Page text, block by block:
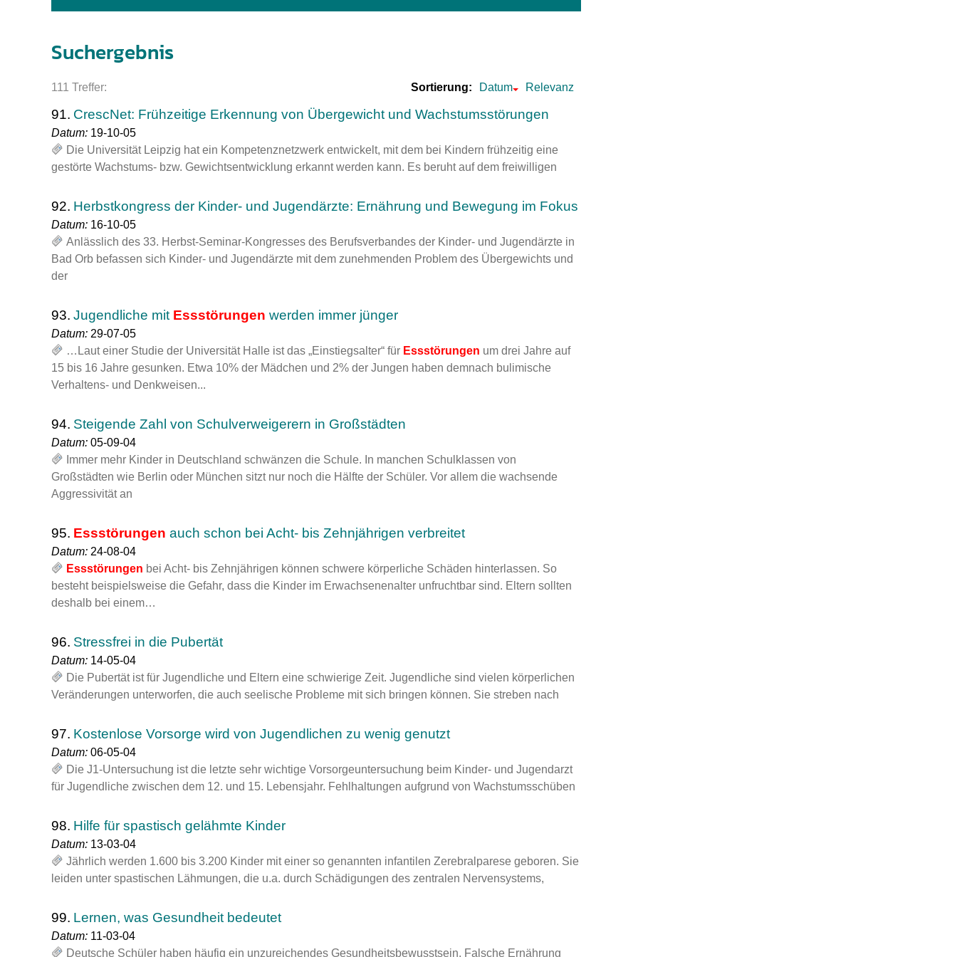
Impfsicherheit
Notdienste
Empfehlungen zum Bildschirmmediengebrauch
Broschüren und Informationsflyer
U0-Vorsorge
Suchergebnis
111 Treffer: Sortierung: Datum Relevanz
91. CrescNet: Frühzeitige Erkennung von Übergewicht und Wachstumsstörungen
Datum: 19-10-05
Die Universität Leipzig hat ein Kompetenznetzwerk entwickelt, mit dem bei Kindern frühzeitig eine
gestörte Wachstums- bzw. Gewichtsentwicklung erkannt werden kann. Es beruht auf dem freiwilligen
92. Herbstkongress der Kinder- und Jugendärzte: Ernährung und Bewegung im Fokus
Datum: 16-10-05
Anlässlich des 33. Herbst-Seminar-Kongresses des Berufsverbandes der Kinder- und Jugendärzte in
Bad Orb befassen sich Kinder- und Jugendärzte mit dem zunehmenden Problem des Übergewichts und
der
93. Jugendliche mit Essstörungen werden immer jünger
Datum: 29-07-05
…Laut einer Studie der Universität Halle ist das „Einstiegsalter“ für Essstörungen um drei Jahre auf
15 bis 16 Jahre gesunken. Etwa 10% der Mädchen und 2% der Jungen haben demnach bulimische
Verhaltens- und Denkweisen...
94. Steigende Zahl von Schulverweigerern in Großstädten
Datum: 05-09-04
Immer mehr Kinder in Deutschland schwänzen die Schule. In manchen Schulklassen von
Großstädten wie Berlin oder München sitzt nur noch die Hälfte der Schüler. Vor allem die wachsende
Aggressivität an
95. Essstörungen auch schon bei Acht- bis Zehnjährigen verbreitet
Datum: 24-08-04
Essstörungen bei Acht- bis Zehnjährigen können schwere körperliche Schäden hinterlassen. So
besteht beispielsweise die Gefahr, dass die Kinder im Erwachsenenalter unfruchtbar sind. Eltern sollten
deshalb bei einem…
96. Stressfrei in die Pubertät
Datum: 14-05-04
Die Pubertät ist für Jugendliche und Eltern eine schwierige Zeit. Jugendliche sind vielen körperlichen
Veränderungen unterworfen, die auch seelische Probleme mit sich bringen können. Sie streben nach
97. Kostenlose Vorsorge wird von Jugendlichen zu wenig genutzt
Datum: 06-05-04
Die J1-Untersuchung ist die letzte sehr wichtige Vorsorgeuntersuchung beim Kinder- und Jugendarzt
für Jugendliche zwischen dem 12. und 15. Lebensjahr. Fehlhaltungen aufgrund von Wachstumsschüben
98. Hilfe für spastisch gelähmte Kinder
Datum: 13-03-04
Jährlich werden 1.600 bis 3.200 Kinder mit einer so genannten infantilen Zerebralparese geboren. Sie
leiden unter spastischen Lähmungen, die u.a. durch Schädigungen des zentralen Nervensystems,
99. Lernen, was Gesundheit bedeutet
Datum: 11-03-04
Deutsche Schüler haben häufig ein unzureichendes Gesundheitsbewusstsein. Falsche Ernährung